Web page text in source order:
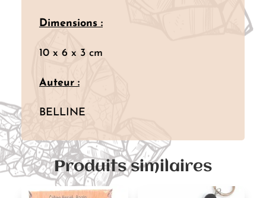
Dimensions :
10 x 6 x 3 cm
Auteur :
BELLINE
Produits similaires